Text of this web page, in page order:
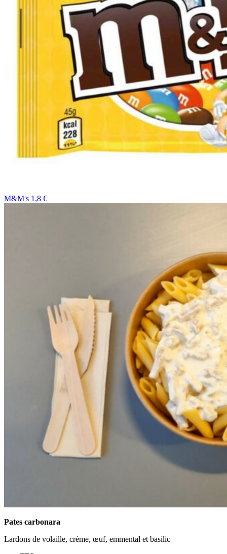
M&M's 1,8 €
Pates carbonara
Lardons de volaille, crème, œuf, emmental et basilic